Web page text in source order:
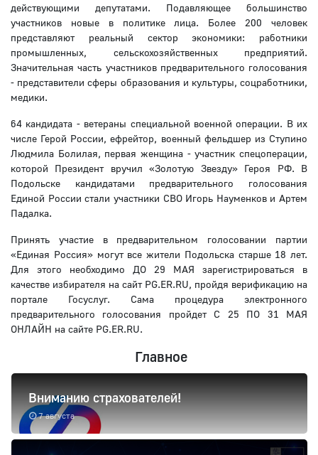
действующими депутатами. Подавляющее большинство
участников новые в политике лица. Более 200 человек
представляют реальный сектор экономики: работники
промышленных, сельскохозяйственных предприятий.
Значительная часть участников предварительного голосования
- представители сферы образования и культуры, соцработники,
медики.
64 кандидата - ветераны специальной военной операции. В их
числе Герой России, ефрейтор, военный фельдшер из Ступино
Людмила Болилая, первая женщина - участник спецоперации,
которой Президент вручил «Золотую Звезду» Героя РФ. В
Подольске кандидатами предварительного голосования
Единой России стали участники СВО Игорь Науменков и Артем
Падалка.
Принять участие в предварительном голосовании партии
«Единая Россия» могут все жители Подольска старше 18 лет.
Для этого необходимо ДО 29 МАЯ зарегистрироваться в
качестве избирателя на сайт PG.ER.RU, пройдя верификацию на
портале Госуслуг. Сама процедура электронного
предварительного голосования пройдет С 25 ПО 31 МАЯ
ОНЛАЙН на сайте PG.ER.RU.
Главное
7 августа
Вниманию страхователей!